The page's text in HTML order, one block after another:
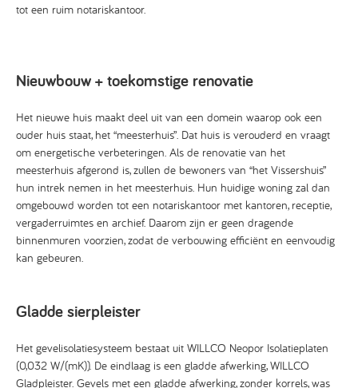
tot een ruim notariskantoor.
Nieuwbouw + toekomstige renovatie
Het nieuwe huis maakt deel uit van een domein waarop ook een
ouder huis staat, het “meesterhuis”. Dat huis is verouderd en vraagt
om energetische verbeteringen. Als de renovatie van het
meesterhuis afgerond is, zullen de bewoners van “het Vissershuis”
hun intrek nemen in het meesterhuis. Hun huidige woning zal dan
omgebouwd worden tot een notariskantoor met kantoren, receptie,
vergaderruimtes en archief. Daarom zijn er geen dragende
binnenmuren voorzien, zodat de verbouwing efficiënt en eenvoudig
kan gebeuren.
Gladde sierpleister
Het gevelisolatiesysteem bestaat uit WILLCO Neopor Isolatieplaten
(0,032 W/(mK)). De eindlaag is een gladde afwerking, WILLCO
Gladpleister. Gevels met een gladde afwerking, zonder korrels, was